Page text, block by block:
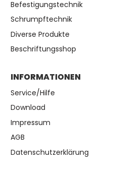
Befestigungstechnik
Schrumpftechnik
Diverse Produkte
Beschriftungsshop
INFORMATIONEN
Service/Hilfe
Download
Impressum
AGB
Datenschutzerklärung